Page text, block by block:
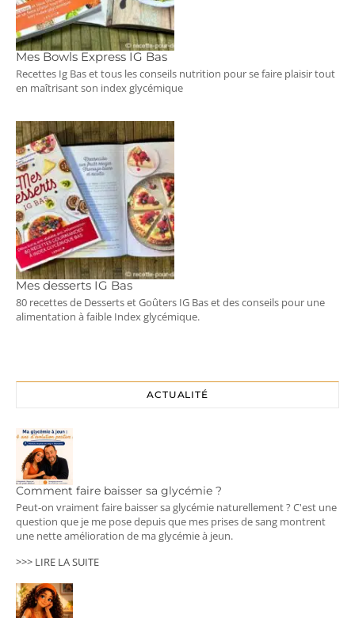
Mes Bowls Express IG Bas
Recettes Ig Bas et tous les conseils nutrition pour se faire plaisir tout
en maîtrisant son index glycémique
Mes desserts IG Bas
80 recettes de Desserts et Goûters IG Bas et des conseils pour une
alimentation à faible Index glycémique.
ACTUALITÉ
Comment faire baisser sa glycémie ?
Peut-on vraiment faire baisser sa glycémie naturellement ? C'est une
question que je me pose depuis que mes prises de sang montrent
une nette amélioration de ma glycémie à jeun.
>>> LIRE LA SUITE